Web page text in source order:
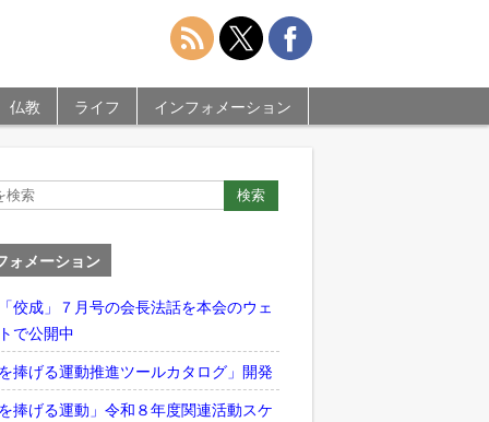
仏教 ライフ インフォメーション
ォメーション
佼成」７月号の会長法話を本会のウェ
で公開中
捧げる運動推進ツールカタログ」開発
捧げる運動」令和８年度関連活動スケ